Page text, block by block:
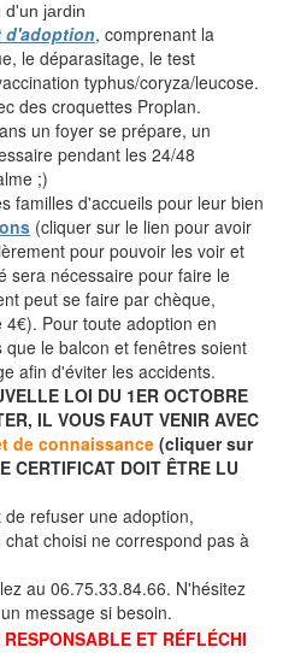
d'un jardin
d'adoption, comprenant la
le déparasitage, le test
typhus/coryza/leucose.
des croquettes Proplan.
un foyer se prépare, un
pendant les 24/48
;)
familles d'accueils pour leur bien
(cliquer sur le lien pour avoir
pour pouvoir les voir et
sera nécessaire pour faire le
peut se faire par chèque,
Pour toute adoption en
le balcon et fenêtres soient
afin d'éviter les accidents.
LOI DU 1ER OCTOBRE
IL VOUS FAUT VENIR AVEC
de connaissance (cliquer sur
DOIT ÊTRE LU
de refuser une adoption,
choisi ne correspond pas à
au 06.75.33.84.66. N'hésitez
message si besoin.
ET RÉFLÉCHI